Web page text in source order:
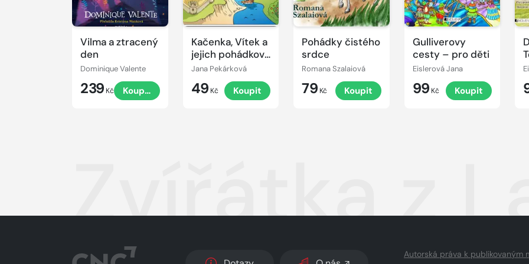
Vilma a ztracený
den
Dominique Valente
239 Kč Koupit
Kačenka, Vítek a
jejich pohádkové
dobrodružství
Jana Pekárková
49 Kč Koupit
Pohádky čistého
srdce
Romana Szalaiová
79 Kč Koupit
Gulliverovy
cesty – pro děti
Eislerová Jana
99 Kč Koupit
Zvířátka z
Autorská práva k publikovaným